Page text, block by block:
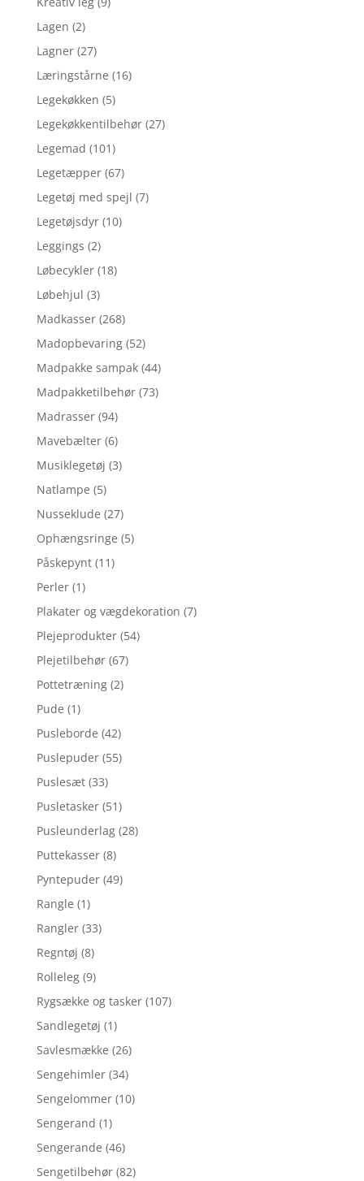
Lagen (2)
Lagner (27)
Læringstårne (16)
Legekøkken (5)
Legekøkkentilbehør (27)
Legemad (101)
Legetæpper (67)
Legetøj med spejl (7)
Legetøjsdyr (10)
Leggings (2)
Løbecykler (18)
Løbehjul (3)
Madkasser (268)
Madopbevaring (52)
Madpakke sampak (44)
Madpakketilbehør (73)
Madrasser (94)
Mavebælter (6)
Musiklegetøj (3)
Natlampe (5)
Nusseklude (27)
Ophængsringe (5)
Påskepynt (11)
Perler (1)
Plakater og vægdekoration (7)
Plejeprodukter (54)
Plejetilbehør (67)
Pottetræning (2)
Pude (1)
Pusleborde (42)
Puslepuder (55)
Puslesæt (33)
Pusletasker (51)
Pusleunderlag (28)
Puttekasser (8)
Pyntepuder (49)
Rangle (1)
Rangler (33)
Regntøj (8)
Rolleleg (9)
Rygsække og tasker (107)
Sandlegetøj (1)
Savlesmække (26)
Sengehimler (34)
Sengelommer (10)
Sengerand (1)
Sengerande (46)
Sengetilbehør (82)